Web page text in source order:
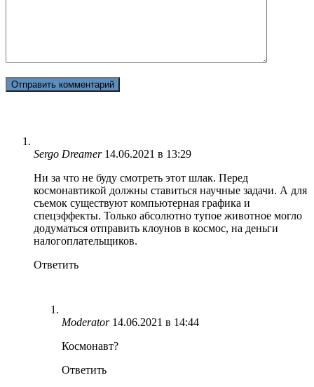
Sergo Dreamer 14.06.2021 в 13:29
Ни за что не буду смотреть этот шлак. Перед
космонавтикой должны ставиться научные задачи. А для
съемок существуют компьютерная графика и
спецэффекты. Только абсолютно тупое животное могло
додуматься отправить клоунов в космос, на деньги
налогоплательщиков.
Ответить
Moderator 14.06.2021 в 14:44
Космонавт?
Ответить